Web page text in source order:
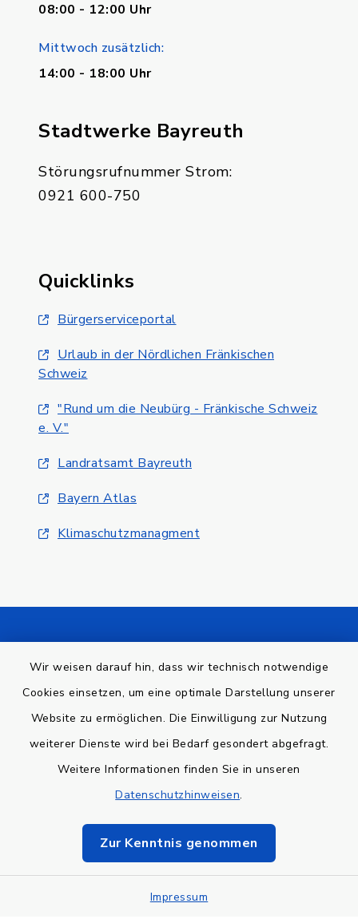
Wir weisen darauf hin, dass wir technisch notwendige
Cookies einsetzen, um eine optimale Darstellung unserer
Website zu ermöglichen. Die Einwilligung zur Nutzung
weiterer Dienste wird bei Bedarf gesondert abgefragt.
Weitere Informationen finden Sie in unseren
Datenschutzhinweisen.
Zur Kenntnis genommen
Impressum
08:00 - 12:00 Uhr
Mittwoch zusätzlich:
14:00 - 18:00 Uhr
Stadtwerke Bayreuth
Störungsrufnummer Strom:
0921 600-750
Quicklinks
Bürgerserviceportal
Urlaub in der Nördlichen Fränkischen
Schweiz
"Rund um die Neubürg - Fränkische Schweiz
e. V."
Landratsamt Bayreuth
Bayern Atlas
Klimaschutzmanagment
Barrierefreiheit
Datenschutz
Impressum
Cookie-Einstellungen